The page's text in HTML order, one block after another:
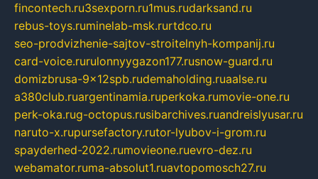
fincontech.ru3sexporn.ru1mus.rudarksand.ru
rebus-toys.ruminelab-msk.rurtdco.ru
seo-prodvizhenie-sajtov-stroitelnyh-kompanij.ru
card-voice.rurulonnyygazon177.rusnow-guard.ru
domizbrusa-9x12spb.rudemaholding.ruaalse.ru
a380club.ruargentinamia.ruperkoka.rumovie-one.ru
perk-oka.rug-octopus.rusibarchives.ruandreislyusar.ru
naruto-x.rupursefactory.rutor-lyubov-i-grom.ru
spayderhed-2022.rumovieone.ruevro-dez.ru
webamator.ruma-absolut1.ruavtopomosch27.ru